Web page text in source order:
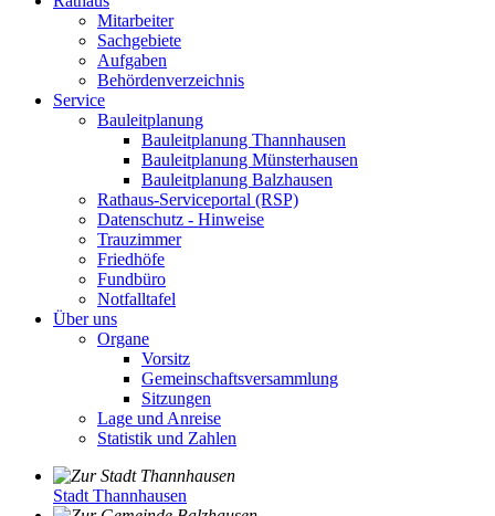
Mitarbeiter
Sachgebiete
Aufgaben
Behördenverzeichnis
Service
Bauleitplanung
Bauleitplanung Thannhausen
Bauleitplanung Münsterhausen
Bauleitplanung Balzhausen
Rathaus-Serviceportal (RSP)
Datenschutz - Hinweise
Trauzimmer
Friedhöfe
Fundbüro
Notfalltafel
Über uns
Organe
Vorsitz
Gemeinschaftsversammlung
Sitzungen
Lage und Anreise
Statistik und Zahlen
Stadt Thannhausen